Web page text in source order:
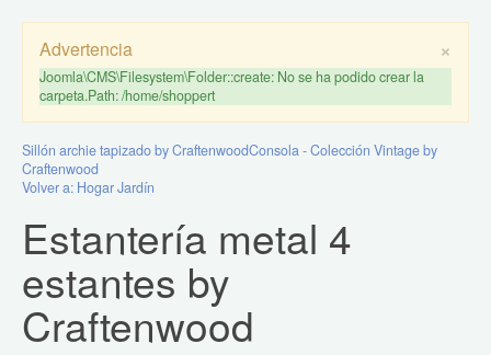
×
Advertencia
Joomla\CMS\Filesystem\Folder::create: No se ha podido crear la
carpeta.Path: /home/shoppert
Sillón archie tapizado by CraftenwoodConsola - Colección Vintage by
Craftenwood
Volver a: Hogar Jardín
Estantería metal 4
estantes by
Craftenwood